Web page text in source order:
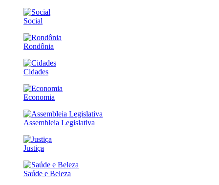
Social
Rondônia
Cidades
Economia
Assembleia Legislativa
Justiça
Saúde e Beleza